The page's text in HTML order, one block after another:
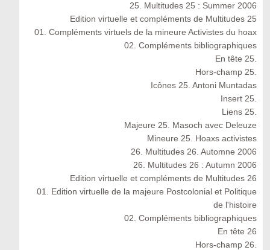
25. Multitudes 25 : Summer 2006
Edition virtuelle et compléments de Multitudes 25
01. Compléments virtuels de la mineure Activistes du hoax
02. Compléments bibliographiques
En tête 25.
Hors-champ 25.
Icônes 25. Antoni Muntadas
Insert 25.
Liens 25.
Majeure 25. Masoch avec Deleuze
Mineure 25. Hoaxs activistes
26. Multitudes 26. Automne 2006
26. Multitudes 26 : Autumn 2006
Edition virtuelle et compléments de Multitudes 26
01. Edition virtuelle de la majeure Postcolonial et Politique
de l'histoire
02. Compléments bibliographiques
En tête 26
Hors-champ 26.